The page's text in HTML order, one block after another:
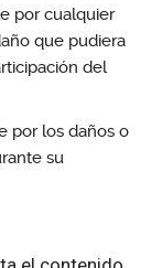
por cualquier
que pudiera
del
por los daños o
su